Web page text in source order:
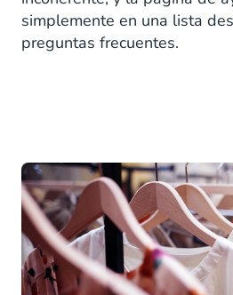
simplemente en una lista
preguntas frecuentes.